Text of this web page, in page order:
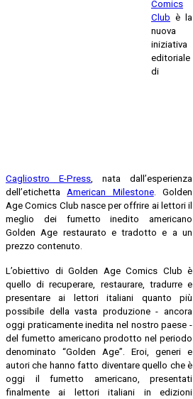
Comics
Club è la
nuova
iniziativa
editoriale
di
Cagliostro E-Press , nata dall’esperienza
dell’etichetta American Milestone. Golden
Age Comics Club nasce per offrire ai lettori il
meglio dei fumetto inedito americano
Golden Age restaurato e tradotto e a un
prezzo contenuto.
L’obiettivo di Golden Age Comics Club è
quello di recuperare, restaurare, tradurre e
presentare ai lettori italiani quanto più
possibile della vasta produzione - ancora
oggi praticamente inedita nel nostro paese -
del fumetto americano prodotto nel periodo
denominato “Golden Age”. Eroi, generi e
autori che hanno fatto diventare quello che è
oggi il fumetto americano, presentati
finalmente ai lettori italiani in edizioni